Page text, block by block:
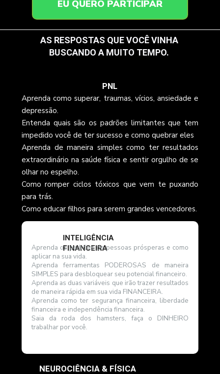
EU QUERO PARTICIPAR
Aprenda os padrões de pessoas prósperas e como
aplicar na sua vida.﻿
Aprenda ferramentas PODEROSAS de maneira
SIMPLES para desbloquear seu potencial financeiro.
Aprenda as duas variáveis que irão trazer resultados
de maneira rápida em sua vida FINANCEIRA.
Aprenda como ter segurança financeira, liberdade
financeira e independência financeira.
Saia da roda dos hamsters, faça o DINHEIRO
trabalhar por você.
INTELIGÊNCIA
FINANCEIRA
PNL
Aprenda como superar, traumas, vícios, ansiedade e
depressão.
Entenda quais são os padrões limitantes que tem
impedido você de ter sucesso e como quebrar eles
Aprenda de maneira simples como ter resultados
extraordinário na saúde física e sentir orgulho de se
olhar no espelho.
Como romper ciclos tóxicos que vem te puxando
para trás.
Como educar filhos para serem grandes vencedores.
NEUROCIÊNCIA & FÍSICA
AS RESPOSTAS QUE VOCÊ VINHA
BUSCANDO A MUITO TEMPO.